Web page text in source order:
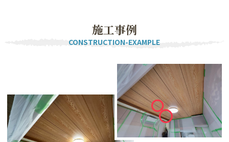
施工事例
CONSTRUCTION-EXAMPLE